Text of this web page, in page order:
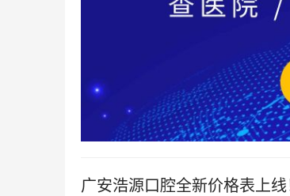
广安浩源口腔全新价格表上